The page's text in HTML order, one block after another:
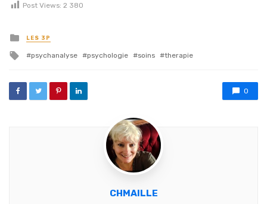
Post Views: 2 380
Posted in
LES 3P
Tagged with
psychanalyse psychologie soins therapie
0
CHMAILLE